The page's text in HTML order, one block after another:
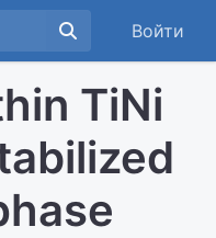
Войти
TiNi